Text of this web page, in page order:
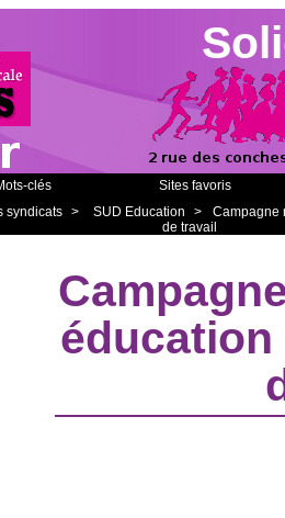
clés
Sites favoris
syndicats > SUD Education >
Campagne
de travail